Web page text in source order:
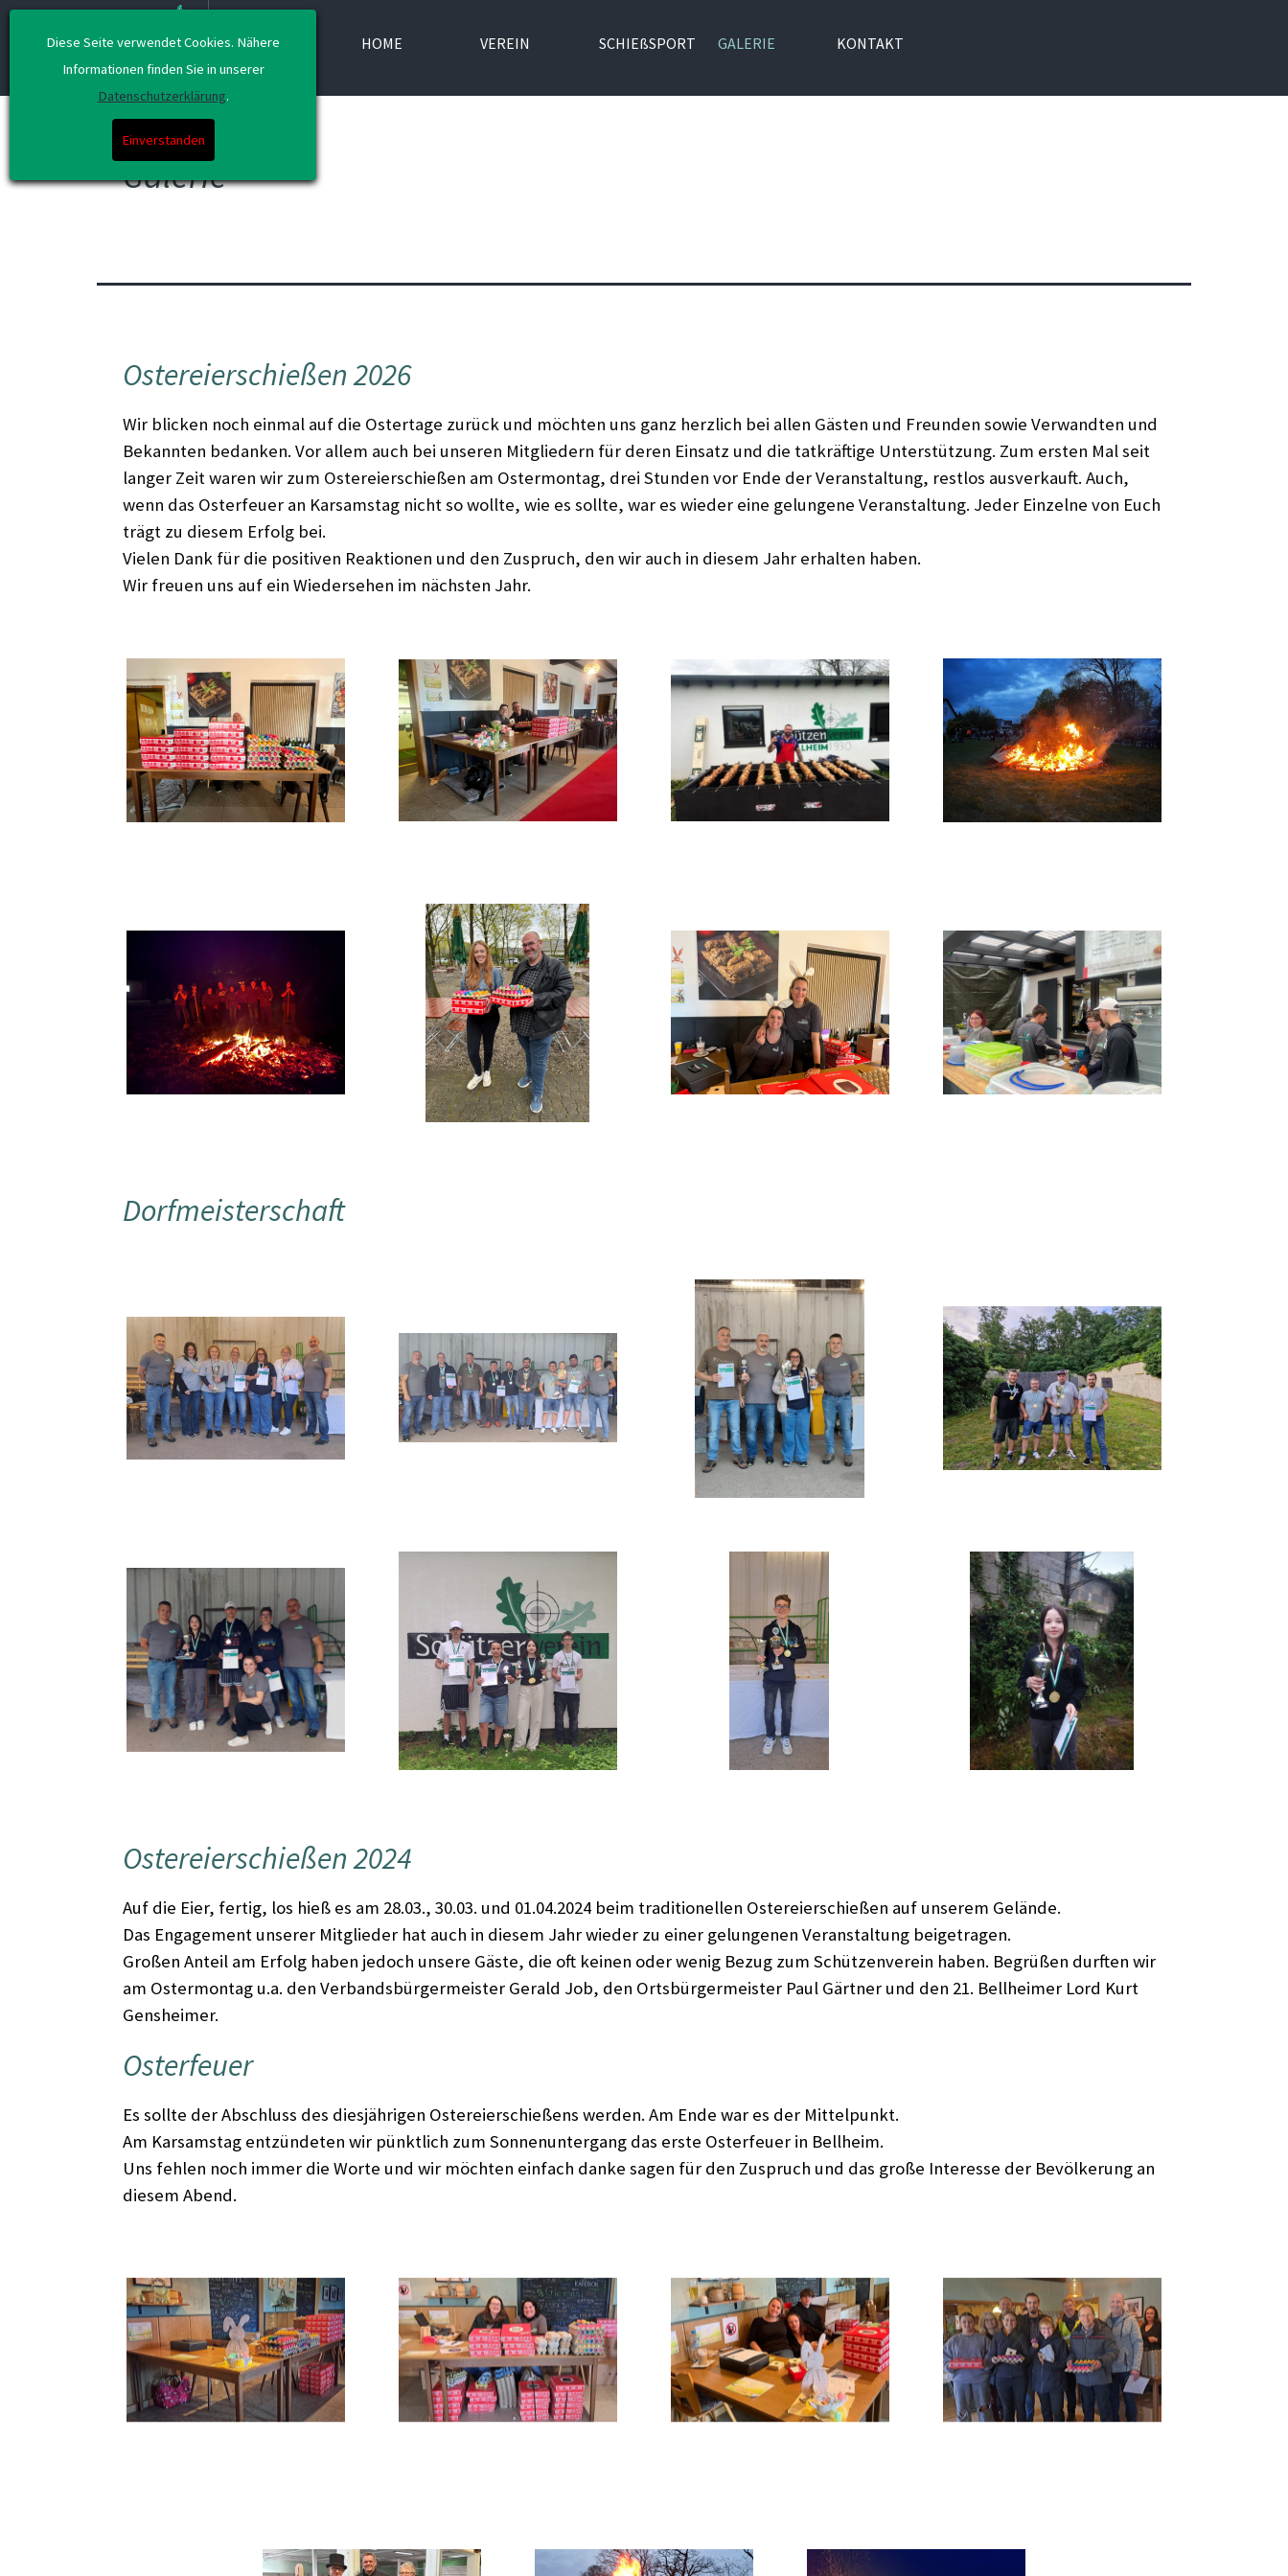
HOME VEREIN SCHIEßSPORT GALERIE KONTAKT
Galerie
Ostereierschießen 2026
Wir blicken noch einmal auf die Ostertage zurück und möchten uns ganz herzlich bei allen Gästen und Freunden sowie Verwandten und
Bekannten bedanken. Vor allem auch bei unseren Mitgliedern für deren Einsatz und die tatkräftige Unterstützung. Zum ersten Mal seit
langer Zeit waren wir zum Ostereierschießen am Ostermontag, drei Stunden vor Ende der Veranstaltung, restlos ausverkauft. Auch,
wenn das Osterfeuer an Karsamstag nicht so wollte, wie es sollte, war es wieder eine gelungene Veranstaltung. Jeder Einzelne von Euch
trägt zu diesem Erfolg bei.
Vielen Dank für die positiven Reaktionen und den Zuspruch, den wir auch in diesem Jahr erhalten haben.
Wir freuen uns auf ein Wiedersehen im nächsten Jahr.
Dorfmeisterschaft
Ostereierschießen 2024
Auf die Eier, fertig, los hieß es am 28.03., 30.03. und 01.04.2024 beim traditionellen Ostereierschießen auf unserem Gelände.
Das Engagement unserer Mitglieder hat auch in diesem Jahr wieder zu einer gelungenen Veranstaltung beigetragen.
Großen Anteil am Erfolg haben jedoch unsere Gäste, die oft keinen oder wenig Bezug zum Schützenverein haben. Begrüßen durften wir
am Ostermontag u.a. den Verbandsbürgermeister Gerald Job, den Ortsbürgermeister Paul Gärtner und den 21. Bellheimer Lord Kurt
Gensheimer.
Osterfeuer
Es sollte der Abschluss des diesjährigen Ostereierschießens werden. Am Ende war es der Mittelpunkt.
Am Karsamstag entzündeten wir pünktlich zum Sonnenuntergang das erste Osterfeuer in Bellheim.
Uns fehlen noch immer die Worte und wir möchten einfach danke sagen für den Zuspruch und das große Interesse der Bevölkerung an
diesem Abend.
Diese Seite verwendet Cookies. Nähere
Informationen finden Sie in unserer
Datenschutzerklärung.
Einverstanden